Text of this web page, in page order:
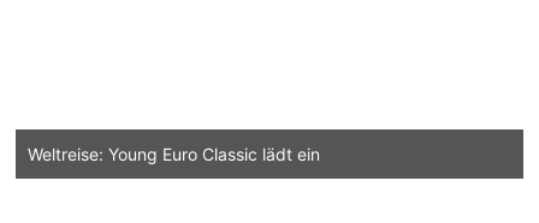
Weltreise: Young Euro Classic lädt ein